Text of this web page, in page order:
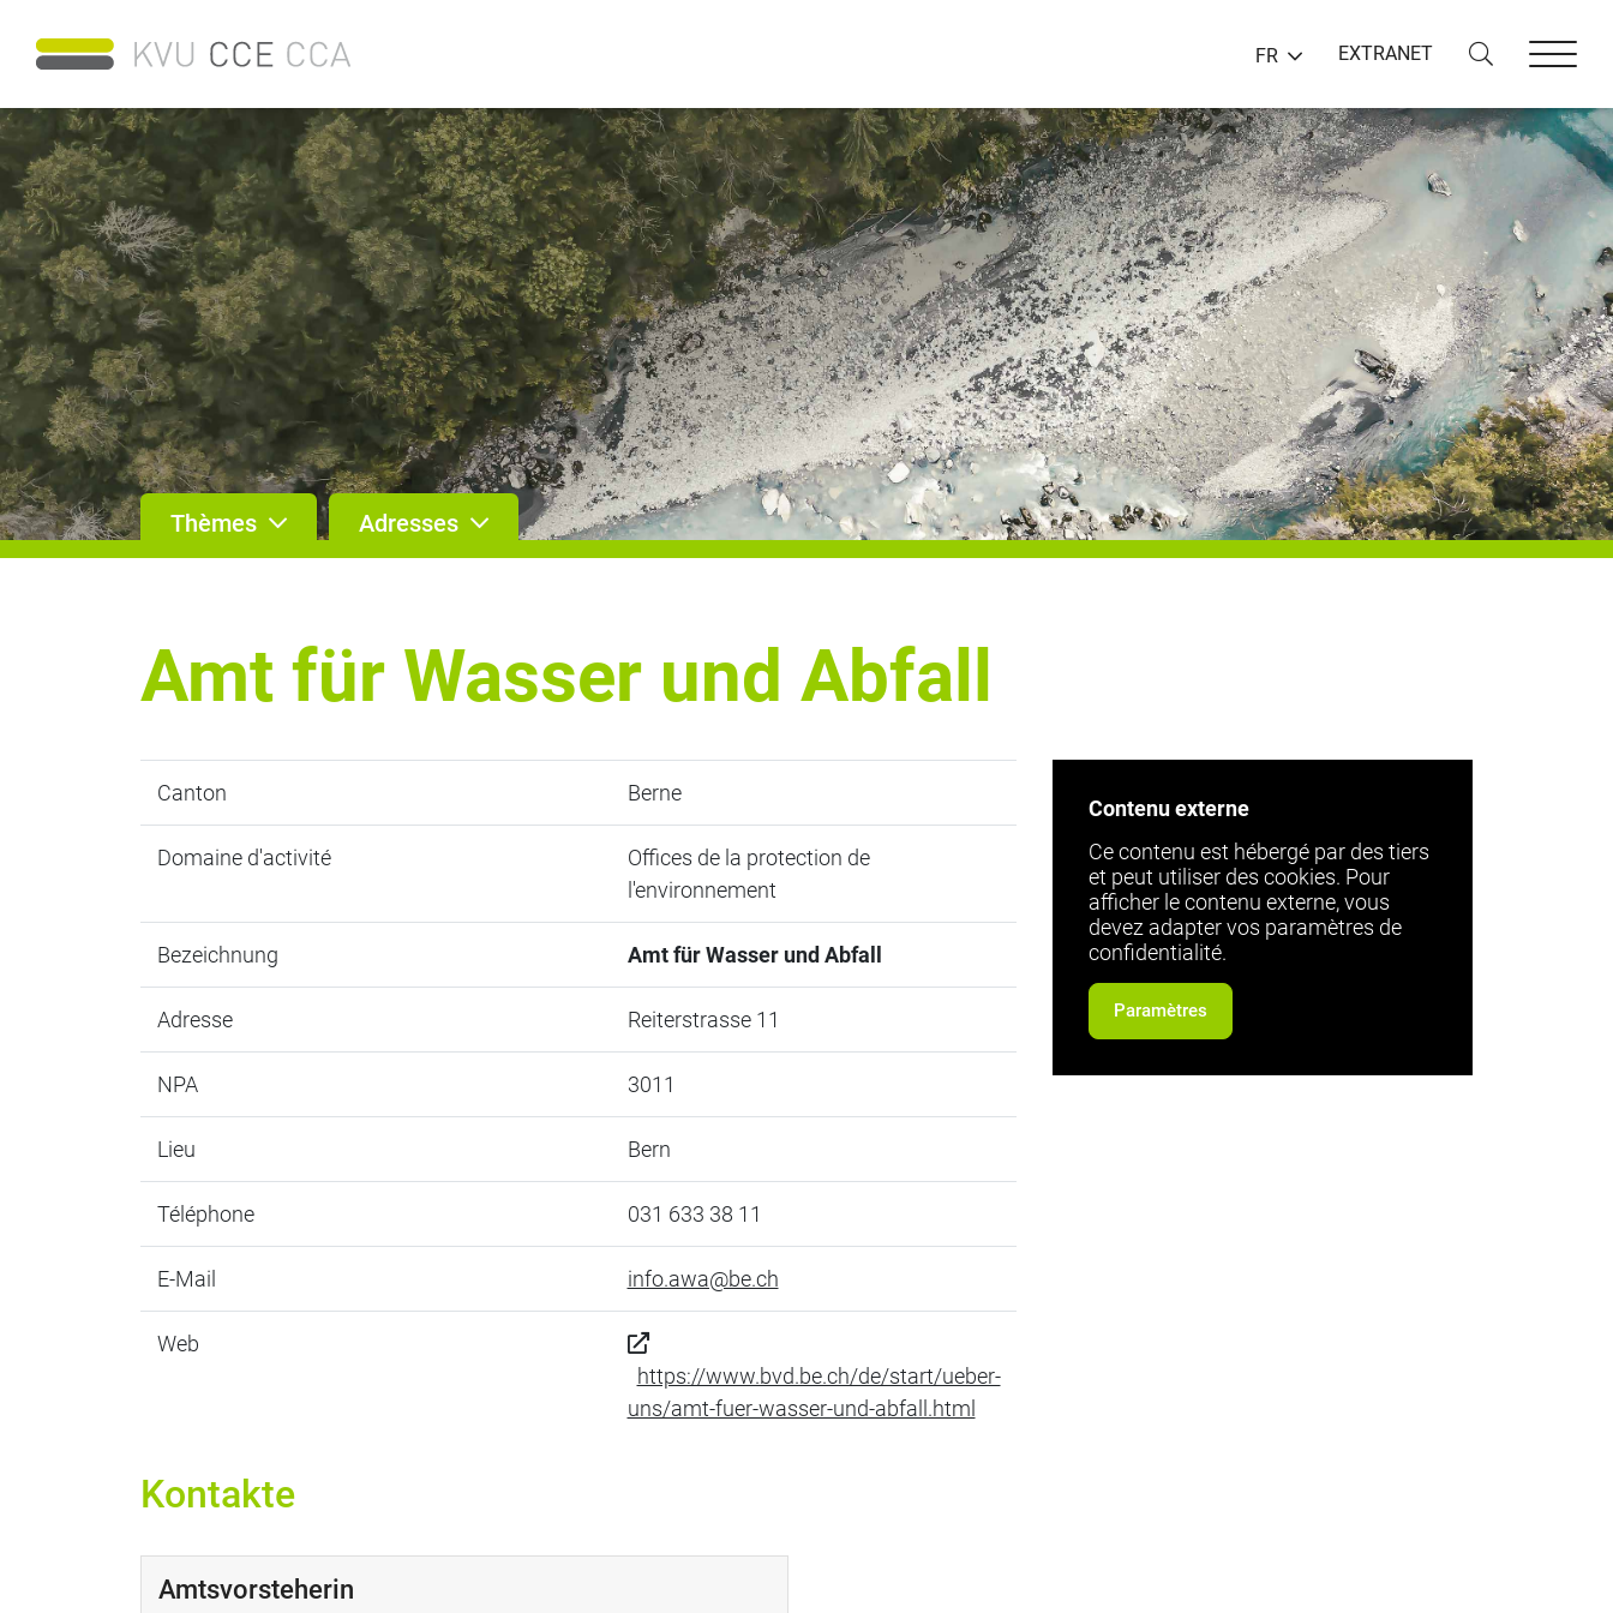
FR EXTRANET
Thèmes Adresses
Amt für Wasser und Abfall
Canton Berne
Domaine d'activité
Offices de la protection de
l'environnement
Bezeichnung Amt für Wasser und Abfall
Adresse Reiterstrasse 11
NPA 3011
Lieu Bern
Téléphone 031 633 38 11
E-Mail info.awa@be.ch
Web
https://www.bvd.be.ch/de/start/ueber-
uns/amt-fuer-wasser-und-abfall.html
Contenu externe
Ce contenu est hébergé par des tiers
et peut utiliser des cookies. Pour
afficher le contenu externe, vous
devez adapter vos paramètres de
confidentialité.
Paramètres
Kontakte
Amtsvorsteherin